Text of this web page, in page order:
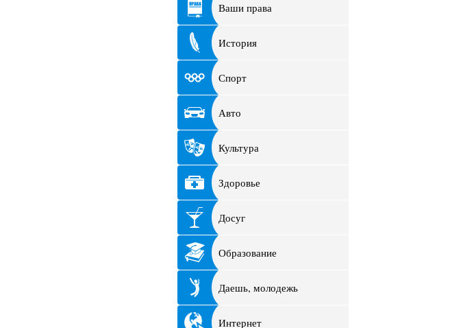
Ваши права
История
Спорт
Авто
Культура
Здоровье
Досуг
Образование
Даешь, молодежь
Интернет